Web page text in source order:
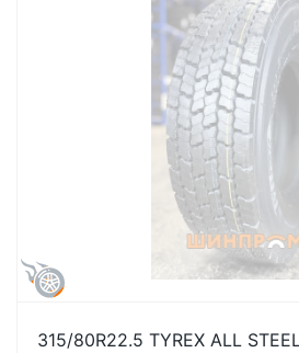
315/80R22.5 TYREX ALL